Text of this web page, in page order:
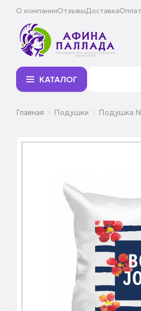
О компанииОтзывыДоставка
КАТАЛОГ
Главная Подушки Подушка